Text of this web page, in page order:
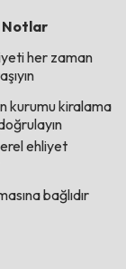
Notlar
her zaman
kurumu kiralama
ehliyet
bağlıdır